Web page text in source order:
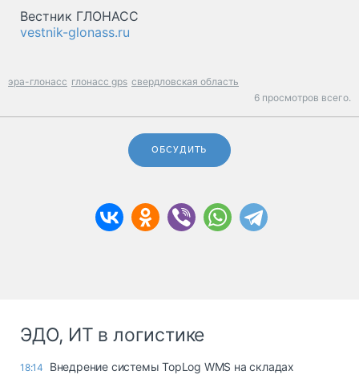
Вестник ГЛОНАСС
vestnik-glonass.ru
эра-глонасс глонасс gps свердловская область
6 просмотров всего.
ОБСУДИТЬ
ЭДО, ИТ в логистике
18:14
Внедрение системы TopLog WMS на складах